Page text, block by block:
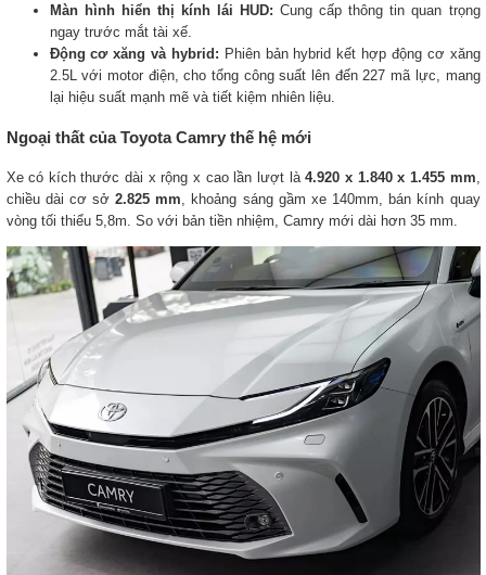
Màn hình hiển thị kính lái HUD: Cung cấp thông tin quan trọng
ngay trước mắt tài xế.
Động cơ xăng và hybrid: Phiên bản hybrid kết hợp động cơ xăng
2.5L với motor điện, cho tổng công suất lên đến 227 mã lực, mang
lại hiệu suất mạnh mẽ và tiết kiệm nhiên liệu.
Ngoại thất của Toyota Camry thế hệ mới
Xe có kích thước dài x rộng x cao lần lượt là4.920 x 1.840 x 1.455 mm,
chiều dài cơ sở2.825 mm, khoảng sáng gầm xe 140mm, bán kính quay
vòng tối thiểu 5,8m. So với bản tiền nhiệm, Camry mới dài hơn 35 mm.